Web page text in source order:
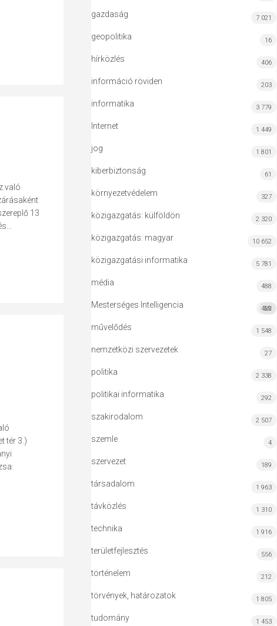
való
13
tér 3.)
gazdaság 7 021
geopolitika 16
hírközlés 406
információ röviden 203
informatika 3 779
Internet 1 449
jog 1 801
kiberbiztonság 61
környezetvédelem 327
közigazgatás: külföldön 2 320
közigazgatás: magyar 10 652
közigazgatási informatika 5 781
média 488
Mesterséges Intelligencia MI
422
művelődés 1 548
nemzetközi szervezetek 27
politika 2 338
politikai informatika 292
szakirodalom 2 507
szemle 4
szervezet 189
társadalom 1 963
távközlés 1 310
technika 1 916
területfejlesztés 556
történelem 212
törvények, határozatok 1 805
tudomány 1 453